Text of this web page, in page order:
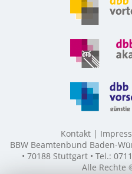
Kontakt
BBW Beamtenbund Baden-
• 70188 Stuttgart • Tel.:
Alle Rechte